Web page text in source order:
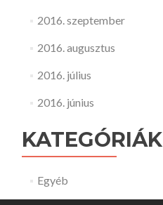
2016. szeptember
2016. augusztus
2016. július
2016. június
KATEGÓRIÁK
Egyéb